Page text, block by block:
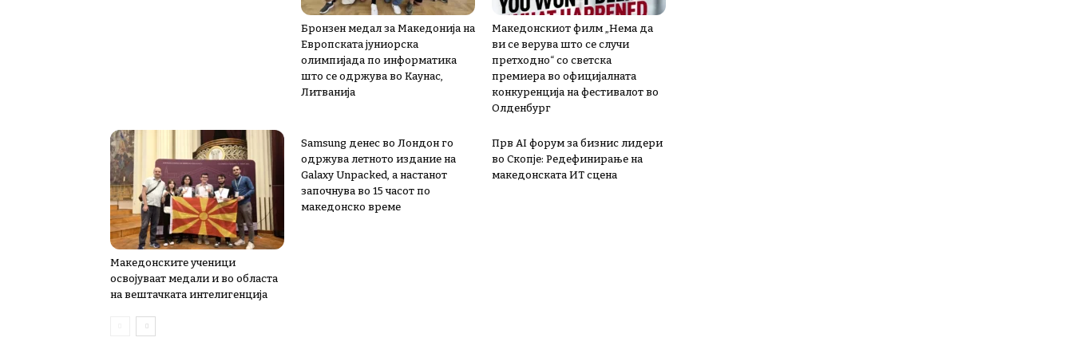
Бронзен медал за Македонија на
Европската јуниорска
олимпијада по информатика
што се одржува во Каунас,
Литванија
Македонскиот филм „Нема да
ви се верува што се случи
претходно“ со светска
премиера во официјалната
конкуренција на фестивалот во
Олденбург
Македонските ученици
освојуваат медали и во областа
на вештачката интелигенција
Samsung денес во Лондон го
одржува летното издание на
Galaxy Unpacked, a настанот
започнува во 15 часот по
македонско време
Прв AI форум за бизнис лидери
во Скопје: Редефинирање на
македонската ИТ сцена